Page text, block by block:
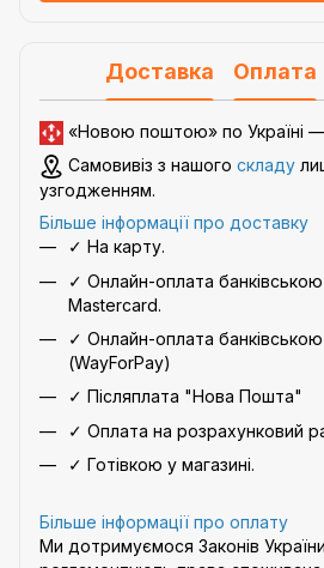
Доставка Оплата
«Новою поштою» по Україні —
Самовивіз з нашого складу
узгодженням.
Більше інформації про доставку
✓ На карту.
✓ Онлайн-оплата
Mastercard.
✓ Онлайн-оплата
(WayForPay)
✓ Післяплата "Нова Пошта"
✓ Оплата на розрахунковий
✓ Готівкою у магазині.
Більше інформації про оплату
Ми дотримуємося Законів